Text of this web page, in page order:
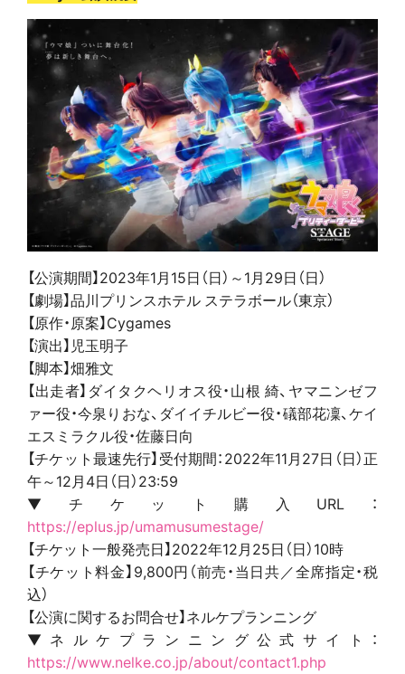
【公演期間】2023年1月15日（日）～1月29日（日）
【劇場】品川プリンスホテル ステラボール（東京）
【原作・原案】Cygames
【演出】児玉明子
【脚本】畑雅文
【出走者】ダイタクヘリオス役・山根 綺、ヤマニンゼフ
ァー役・今泉りおな、ダイイチルビー役・礒部花凜、ケイ
エスミラクル役・佐藤日向
【チケット最速先行】受付期間：2022年11月27日（日）正
午～12月4日（日）23:59
▼チケット購入URL：
https://eplus.jp/umamusumestage/
【チケット一般発売日】2022年12月25日（日）10時
【チケット料金】9,800円（前売・当日共／全席指定・税
込）
【公演に関するお問合せ】ネルケプランニング
▼ネルケプランニング公式サイト：
https://www.nelke.co.jp/about/contact1.php